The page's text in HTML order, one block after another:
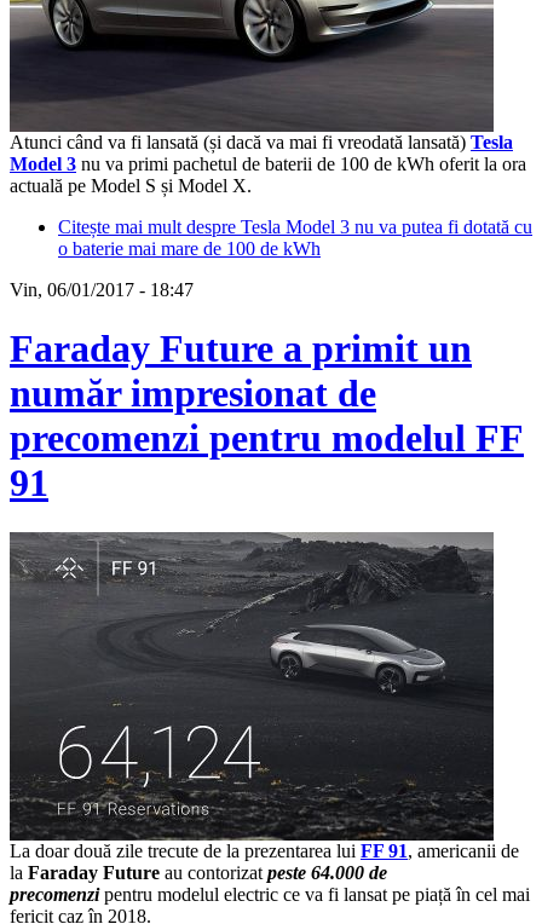
Atunci când va fi lansată (și dacă va mai fi vreodată lansată) Tesla
Model 3 nu va primi pachetul de baterii de 100 de kWh oferit la ora
actuală pe Model S și Model X.
Citește mai mult despre Tesla Model 3 nu va putea fi dotată cu
o baterie mai mare de 100 de kWh
Vin, 06/01/2017 - 18:47
Faraday Future a primit un
număr impresionat de
precomenzi pentru modelul FF
91
La doar două zile trecute de la prezentarea lui FF 91, americanii de
la Faraday Future au contorizat peste 64.000 de
precomenzipentru modelul electric ce va fi lansat pe piață în cel mai
fericit caz în 2018.